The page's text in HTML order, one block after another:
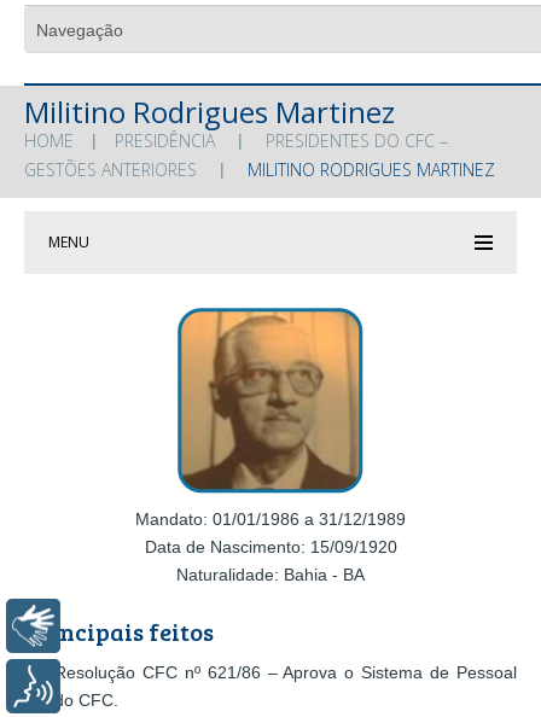
Militino Rodrigues Martinez
HOME PRESIDÊNCIA
PRESIDENTES DO CFC –
GESTÕES ANTERIORES
MILITINO RODRIGUES MARTINEZ
MENU
Mandato: 01/01/1986 a 31/12/1989
Data de Nascimento: 15/09/1920
Naturalidade: Bahia - BA
Principais feitos
Resolução CFC nº 621/86 – Aprova o Sistema de Pessoal
do CFC.
Libras
Voz